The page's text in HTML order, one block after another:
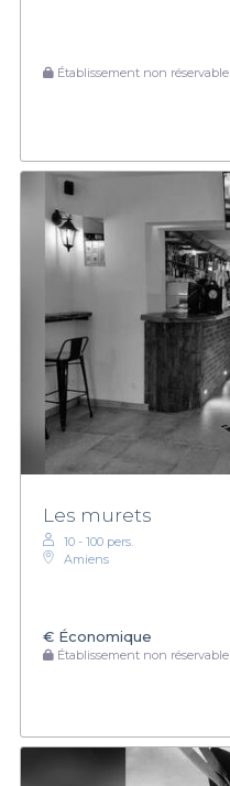
Établissement non réservable
Les murets
10 - 100 pers.
Amiens
€ Économique
Établissement non réservable